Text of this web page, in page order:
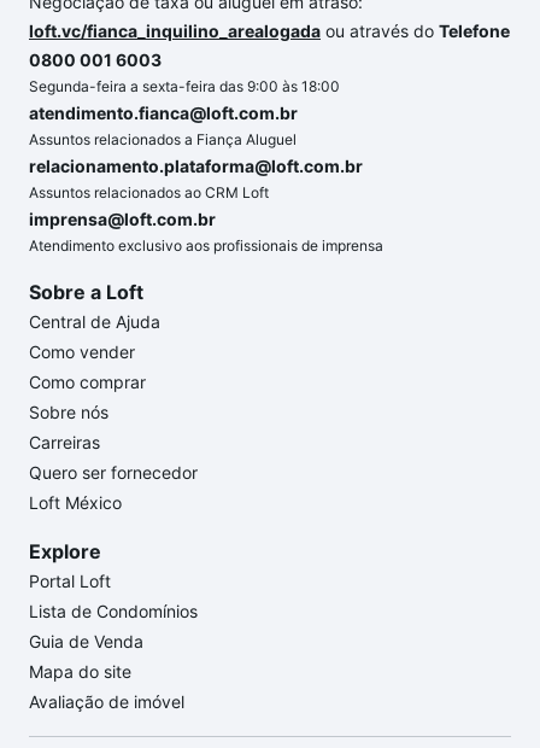
loft.vc/fianca_inquilino_arealogada ou através do Telefone
0800 001 6003
Segunda-feira a sexta-feira das 9:00 às 18:00
atendimento.fianca@loft.com.br
Assuntos relacionados a Fiança Aluguel
relacionamento.plataforma@loft.com.br
Assuntos relacionados ao CRM Loft
imprensa@loft.com.br
Atendimento exclusivo aos profissionais de imprensa
Sobre a Loft
Central de Ajuda
Como vender
Como comprar
Sobre nós
Carreiras
Quero ser fornecedor
Loft México
Explore
Portal Loft
Lista de Condomínios
Guia de Venda
Mapa do site
Avaliação de imóvel